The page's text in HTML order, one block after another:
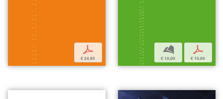
p
€ 24,95
b
€ 10,00
p
€ 10,00